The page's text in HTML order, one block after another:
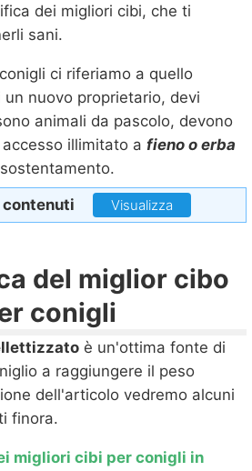
dei migliori cibi, che ti
sani.
ci riferiamo a quello
un nuovo proprietario, devi
animali da pascolo, devono
illimitato a fieno o erba
contenuti Visualizza
del miglior cibo
conigli
è un'ottima fonte di
a raggiungere il peso
dell'articolo vedremo alcuni
finora.
migliori cibi per conigli in